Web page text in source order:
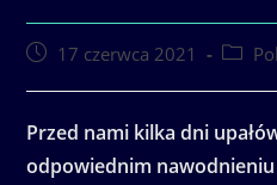
Post17 czerwca 2021
Post
Przed nami kilka dni
odpowiednim